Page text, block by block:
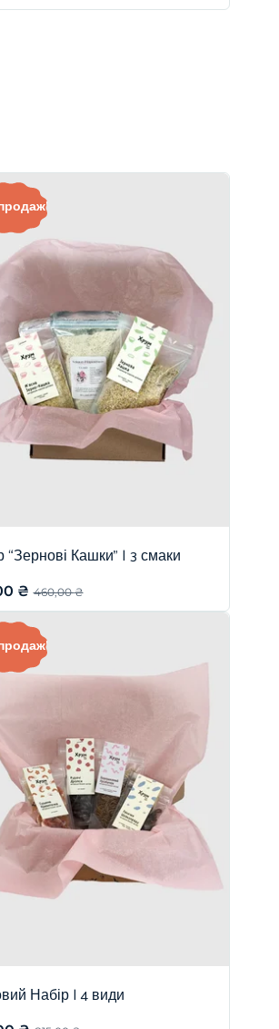
“Зернові Кашки” | 3 смаки
460,00₴
₴
Набір | 4 види